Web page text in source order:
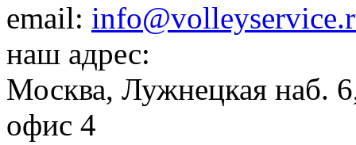
email:
наш адрес:
Москва, Лужнецкая наб.
офис 4